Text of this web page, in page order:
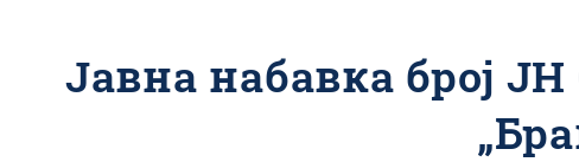
Јавна набавка број